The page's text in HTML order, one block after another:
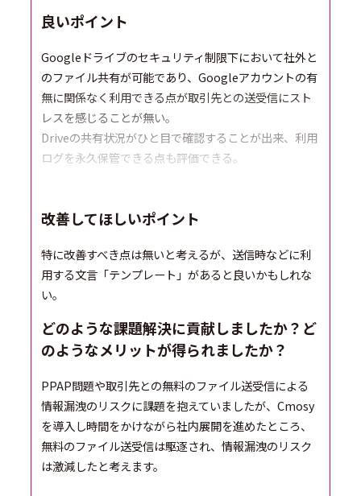
良いポイント
Googleドライブのセキュリティ制限下において社外と
のファイル共有が可能であり、Googleアカウントの有
無に関係なく利用できる点が取引先との送受信にスト
レスを感じることが無い。
Driveの共有状況がひと目で確認することが出来、利用
ログを永久保管できる点も評価できる。
改善してほしいポイント
特に改善すべき点は無いと考えるが、送信時などに利
用する文言「テンプレート」があると良いかもしれな
い。
どのような課題解決に貢献しましたか？ど
のようなメリットが得られましたか？
PPAP問題や取引先との無料のファイル送受信による
情報漏洩のリスクに課題を抱えていましたが、Cmosy
を導入し時間をかけながら社内展開を進めたところ、
無料のファイル送受信は駆逐され、情報漏洩のリスク
は激減したと考えます。